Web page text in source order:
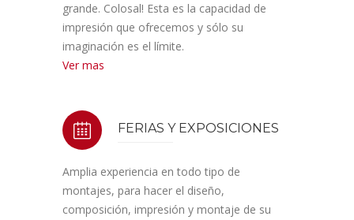
grande. Colosal! Esta es la capacidad de
impresión que ofrecemos y sólo su
imaginación es el límite.
Ver mas
FERIAS Y EXPOSICIONES
Amplia experiencia en todo tipo de
montajes, para hacer el diseño,
composición, impresión y montaje de su